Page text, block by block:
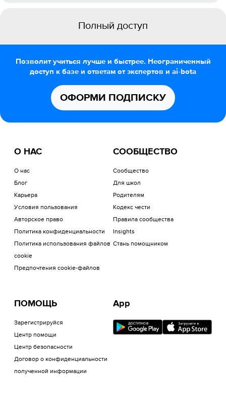
Полный доступ
Позволит учиться лучше и быстрее. Неограниченный
доступ к базе и ответам от экспертов и ai-bota
ОФОРМИ ПОДПИСКУ
О НАС
О нас
Блог
Карьера
Условия пользования
Авторское право
Политика конфиденциальности
Политика использования файлов
cookie
Предпочтения cookie-файлов
СООБЩЕСТВО
Сообщество
Для школ
Родителям
Кодекс чести
Правила сообщества
Insights
Стань помощником
ПОМОЩЬ
Зарегистрируйся
Центр помощи
Центр безопасности
Договор о конфиденциальности
полученной информации
App